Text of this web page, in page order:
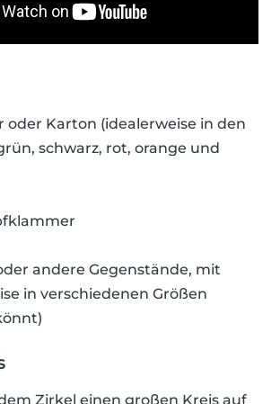
oder Karton (idealerweise in den
schwarz, rot, orange und
andere Gegenstände, mit
in verschiedenen Größen
Zirkel einen großen Kreis auf